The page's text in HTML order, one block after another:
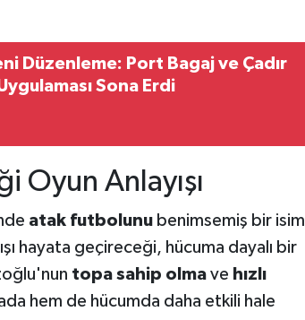
Düzenleme: Port Bagaj ve Çadır
Sona Erdi
Oyun Anlayışı
atak futbolunubenimsemiş bir isim
hayata geçireceği, hücuma dayalı bir
topa sahip olmave hızlı
hem de hücumda daha etkili hale